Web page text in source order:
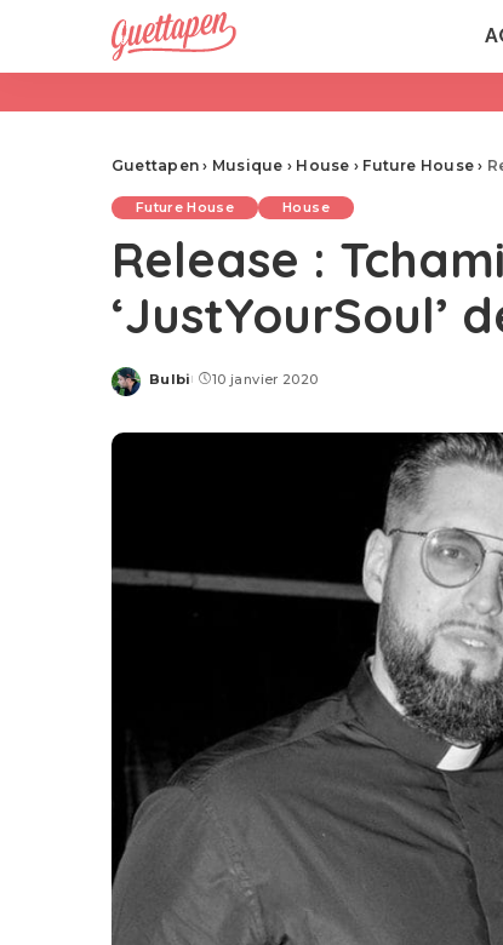
Guettapen › Musique › House › Future House ›
Future House House
Release :
‘JustYourSoul’
Posted
Bulbi 10 janvier 2020